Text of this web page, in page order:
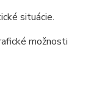
situácie.
možnosti